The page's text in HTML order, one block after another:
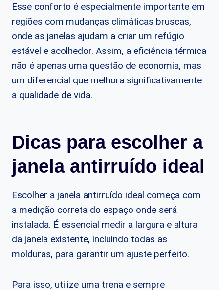
Esse conforto é especialmente importante em
regiões com mudanças climáticas bruscas,
onde as janelas ajudam a criar um refúgio
estável e acolhedor. Assim, a eficiência térmica
não é apenas uma questão de economia, mas
um diferencial que melhora significativamente
a qualidade de vida.
Dicas para escolher a
janela antirruído ideal
Escolher a janela antirruído ideal começa com
a medição correta do espaço onde será
instalada. É essencial medir a largura e altura
da janela existente, incluindo todas as
molduras, para garantir um ajuste perfeito.
Para isso, utilize uma trena e sempre